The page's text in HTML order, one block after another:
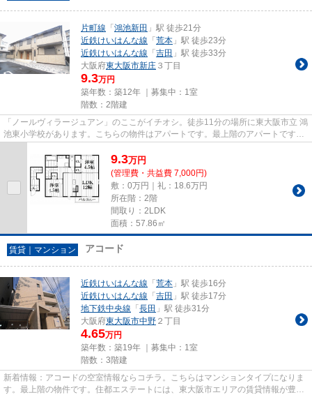
片町線 「 鴻池新田 」駅 徒歩21分
近鉄けいはんな線 「 荒本 」駅 徒歩23分
近鉄けいはんな線 「 吉田 」駅 徒歩33分
大阪府東大阪市新庄 ３丁目
9.3万円
築年数：築12年 ｜募集中： 1室
階数：2階建
「ノールヴィラージュアン」のここがイチオシ。徒歩11分の場所に東大阪市立 鴻
池東小学校があります。こちらの物件はアパートです。最上階のアパートです。
9.3万円
(管理費・共益費 7,000円)
敷：0万円｜礼：18.6万円
所在階：2階
間取り：2LDK
面積：57.86㎡
賃貸｜マンション アコード
近鉄けいはんな線 「 荒本 」駅 徒歩16分
近鉄けいはんな線 「 吉田 」駅 徒歩17分
地下鉄中央線 「 長田 」駅 徒歩31分
大阪府東大阪市中野 ２丁目
4.65万円
築年数：築19年 ｜募集中： 1室
階数：3階建
新着情報：アコードの空室情報ならコチラ。こちらはマンションタイプになりま
す。最上階の物件です。住都エステートには、東大阪市エリアの賃貸情報が豊富